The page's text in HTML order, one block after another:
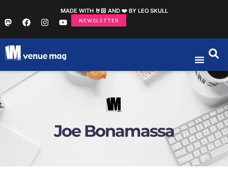
MADE WITH 🤘🏻 AND ❤️ BY LEO SKULL
NEWSLETTER
Joe Bonamassa